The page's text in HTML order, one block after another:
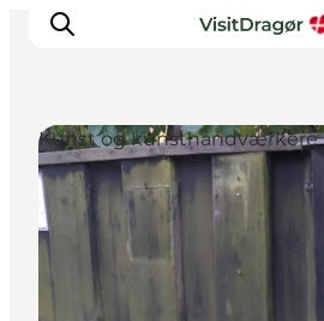
Oplev
Kultur & Historie
Byliv & Mad
Natur & Friluftsliv
Kunst og kunsthåndværkere